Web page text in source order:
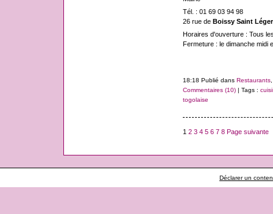
Tél. : 01 69 03 94 98
26 rue de Boissy Saint Léger
Horaires d'ouverture : Tous
Fermeture : le dimanche midi
18:18 Publié dans Restaurants
Commentaires (10)| Tags :
togolaise
1 2 3 4 5 6 7 8 Page suivante
Déclarer un